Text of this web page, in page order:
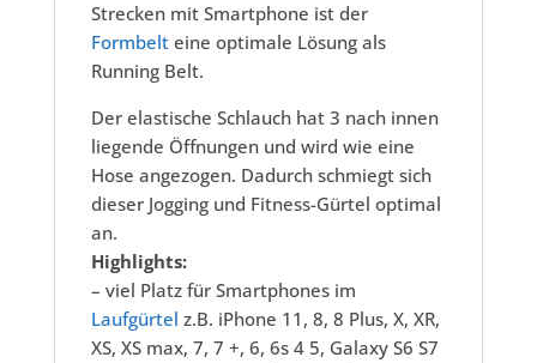
Strecken mit Smartphone ist der
Formbelteine optimale Lösung als
Running Belt.
Der elastische Schlauch hat 3 nach innen
liegende Öffnungen und wird wie eine
Hose angezogen. Dadurch schmiegt sich
dieser Jogging und Fitness-Gürtel optimal
an.
Highlights:
– viel Platz für Smartphones im
Laufgürtel z.B. iPhone 11, 8, 8 Plus, X, XR,
XS, XS max, 7, 7 +, 6, 6s 4 5, Galaxy S6 S7